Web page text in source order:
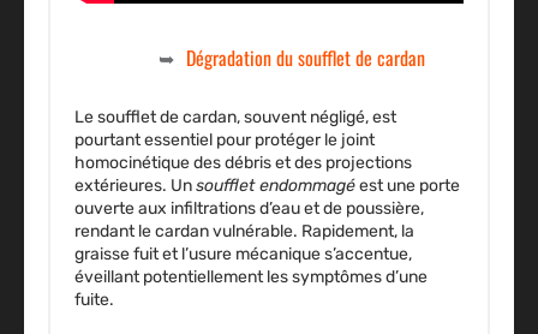
Dégradation du soufflet de cardan
Le soufflet de cardan, souvent négligé, est
pourtant essentiel pour protéger le joint
homocinétique des débris et des projections
extérieures. Unsoufflet endommagéest une porte
ouverte aux infiltrations d’eau et de poussière,
rendant le cardan vulnérable. Rapidement, la
graisse fuit et l’usure mécanique s’accentue,
éveillant potentiellement les symptômes d’une
fuite.